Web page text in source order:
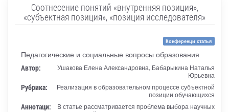
Соотнесение понятий «внутренняя позиция»,
«субъектная позиция», «позиция исследователя»
Конференци статья
Педагогические и социальные вопросы образования
Автор:
Ушакова Елена Александровна, Бабарыкина Наталья
Юрьевна
Рубрика:
Реализация в образовательном процессе субъектной
позиции обучающихся
Аннотаци:
В статье рассматривается проблема выбора научных